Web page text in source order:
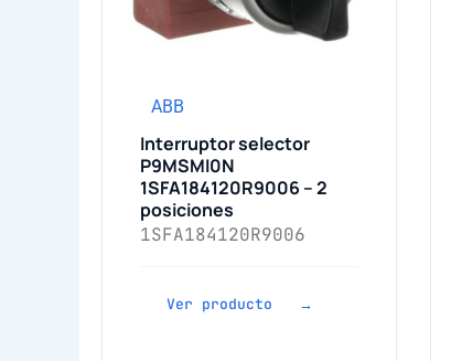
ABB
Interruptor selector
P9MSMI0N
1SFA184120R9006 – 2
posiciones
1SFA184120R9006
Ver producto →